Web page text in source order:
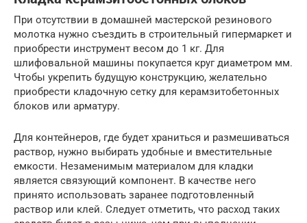
При отсутствии в домашней мастерской резинового
молотка нужно съездить в строительный гипермаркет и
приобрести инструмент весом до 1 кг. Для
шлифовальной машины покупается круг диаметром мм.
Чтобы укрепить будущую конструкцию, желательно
приобрести кладочную сетку для керамзитобетонных
блоков или арматуру.
Для контейнеров, где будет храниться и размешиваться
раствор, нужно выбирать удобные и вместительные
емкости. Незаменимым материалом для кладки
является связующий компонент. В качестве него
принято использовать заранее подготовленный
раствор или клей. Следует отметить, что расход таких